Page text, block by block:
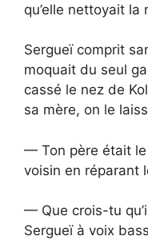
qu’elle nettoyait
Sergueï comprit
moquait du seul
cassé le nez de
sa mère, on le
— Ton père était
voisin en réparant
— Que crois-tu
Sergueï à voix